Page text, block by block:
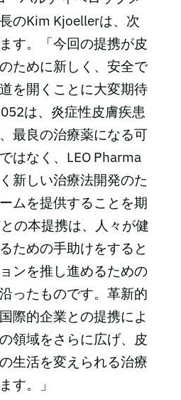
のKim Kjoellerは、次
す。「今回の提携が皮
ために新しく、安全で
を開くことに大変期待
は、炎症性皮膚疾患
最良の治療薬になる可
はなく、LEO Pharma
新しい治療法開発のた
ムを提供することを期
の本提携は、人々が健
ための手助けをすると
ンを推し進めるための
ったものです。革新的
際的企業との提携によ
領域をさらに広げ、皮
生活を変えられる治療
す。」